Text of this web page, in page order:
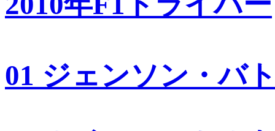
01 ジェンソン・バ